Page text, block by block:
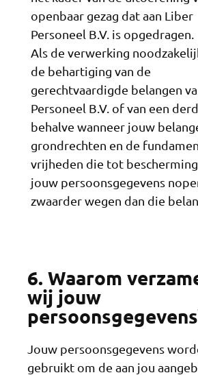
openbaar gezag dat aan Liber
Personeel B.V. is opgedragen.
Als de verwerking
de behartiging van de
gerechtvaardigde belangen
Personeel B.V. of van een
behalve wanneer jouw
grondrechten en de
vrijheden die tot
jouw persoonsgegevens
zwaarder wegen dan die
6. Waarom
wij jouw
Jouw persoonsgegevens
gebruikt om de aan jou